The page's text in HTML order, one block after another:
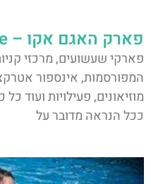
פארק האגם אקו – Echo Park Lake
פארקי שעשועים, מרכזי
המפורסמות, אינספור
מוזיאונים, פעילויות ועוד
ככל הנראה מדובר על